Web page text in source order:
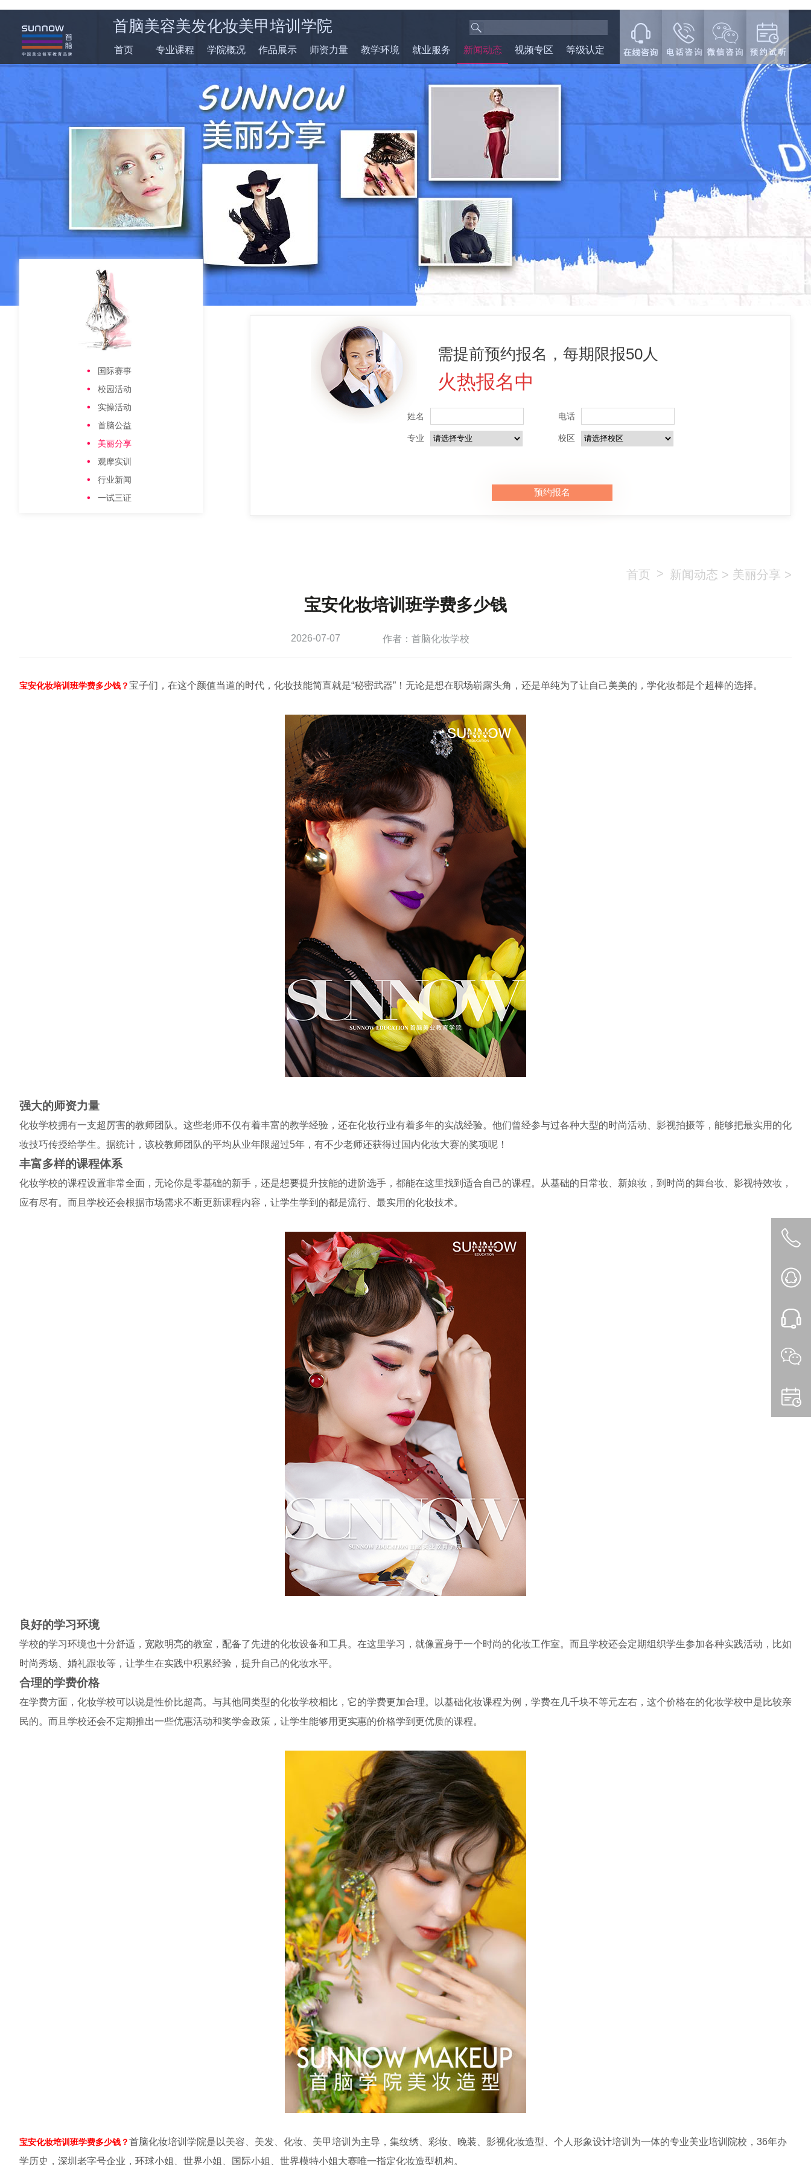
首脑美容美发化妆美甲培训学院
首页 专业课程 学院概况 作品展示 师资力量 教学环境 就业服务 新闻动态 视频专区 等级认定
国际赛事
校园活动
实操活动
首脑公益
美丽分享
观摩实训
行业新闻
一试三证
需提前预约报名，每期限报50人
火热报名中
姓名 电话
专业 校区
首页 > 新闻动态 > 美丽分享 >
宝安化妆培训班学费多少钱
2026-07-07 作者：首脑化妆学校
宝安化妆培训班学费多少钱？宝子们，在这个颜值当道的时代，化妆技能简直就是“秘密武器”！无论是想在职场崭露头角，还是单纯为了让自己美美的，学化妆都是个超棒的选择。
强大的师资力量
化妆学校拥有一支超厉害的教师团队。这些老师不仅有着丰富的教学经验，还在化妆行业有着多年的实战经验。他们曾经参与过各种大型的时尚活动、影视拍摄等，能够把最实用的化
妆技巧传授给学生。据统计，该校教师团队的平均从业年限超过5年，有不少老师还获得过国内化妆大赛的奖项呢！
丰富多样的课程体系
化妆学校的课程设置非常全面，无论你是零基础的新手，还是想要提升技能的进阶选手，都能在这里找到适合自己的课程。从基础的日常妆、新娘妆，到时尚的舞台妆、影视特效妆，
应有尽有。而且学校还会根据市场需求不断更新课程内容，让学生学到的都是流行、最实用的化妆技术。
良好的学习环境
学校的学习环境也十分舒适，宽敞明亮的教室，配备了先进的化妆设备和工具。在这里学习，就像置身于一个时尚的化妆工作室。而且学校还会定期组织学生参加各种实践活动，比如
时尚秀场、婚礼跟妆等，让学生在实践中积累经验，提升自己的化妆水平。
合理的学费价格
在学费方面，化妆学校可以说是性价比超高。与其他同类型的化妆学校相比，它的学费更加合理。以基础化妆课程为例，学费在几千块不等元左右，这个价格在的化妆学校中是比较亲
民的。而且学校还会不定期推出一些优惠活动和奖学金政策，让学生能够用更实惠的价格学到更优质的课程。
宝安化妆培训班学费多少钱？首脑化妆培训学院是以美容、美发、化妆、美甲培训为主导，集纹绣、彩妆、晚装、影视化妆造型、个人形象设计培训为一体的专业美业培训院校，36年办
学历史，深圳老字号企业，环球小姐、世界小姐、国际小姐、世界模特小姐大赛唯一指定化妆造型机构。